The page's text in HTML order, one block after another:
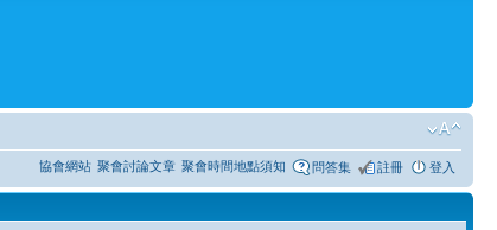
協會網站 聚會討論文章 聚會時間地點須知 問答集 註冊 登入